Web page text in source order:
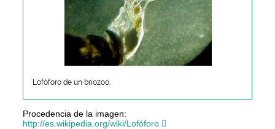
Lofóforo de un briozoo.
Procedencia de la imagen:
http://es.wikipedia.org/wiki/Lofóforo